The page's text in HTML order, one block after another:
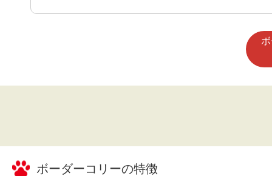
ボーダーコリーの特徴